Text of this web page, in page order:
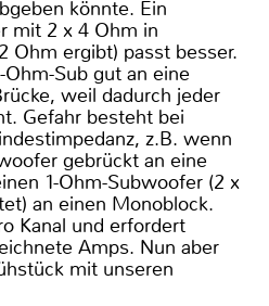
könnte. Ein
mit 2 x 4 Ohm in
Ohm ergibt) passt besser.
Sub gut an eine
weil dadurch jeder
Gefahr besteht bei
z.B. wenn
gebrückt an eine
1-Ohm-Subwoofer (2 x
an einen Monoblock.
Kanal und erfordert
Amps. Nun aber
mit unseren